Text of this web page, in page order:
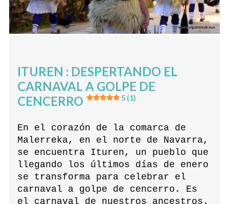
ITUREN : DESPERTANDO EL
CARNAVAL A GOLPE DE
CENCERRO
5 (1)
En el corazón de la comarca de
Malerreka, en el norte de Navarra,
se encuentra Ituren, un pueblo que
llegando los últimos días de enero
se transforma para celebrar el
carnaval a golpe de cencerro. Es
el carnaval de nuestros ancestros.